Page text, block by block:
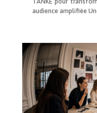
audience amplifiée